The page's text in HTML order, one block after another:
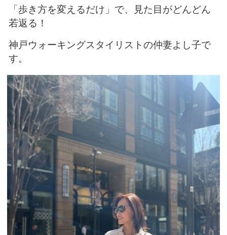
「歩き方を変えるだけ」で、見た目がどんどん
若返る！
神戸ウォーキングスタイリストの仲妻よし子で
す。